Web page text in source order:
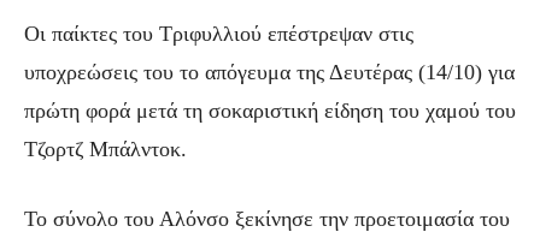
Οι παίκτες του Τριφυλλιού επέστρεψαν στις
υποχρεώσεις του το απόγευμα της Δευτέρας (14/10) για
πρώτη φορά μετά τη σοκαριστική είδηση του χαμού του
Τζορτζ Μπάλντοκ.
Το σύνολο του Αλόνσο ξεκίνησε την προετοιμασία του